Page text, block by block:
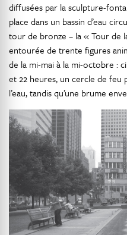
diffusées par la sculpture-
place dans un bassin d’eau
tour de bronze – la « Tour de
entourée de trente figures
de la mi-mai à la mi-octobre :
et 22 heures, un cercle de feu
l’eau, tandis qu’une brume